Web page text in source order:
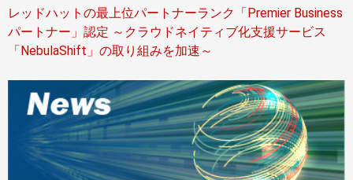
レッドハットの最上位パートナーランク「Premier Business
パートナー」認定 ～クラウドネイティブ化支援サービス
「NebulaShift」の取り組みを加速～